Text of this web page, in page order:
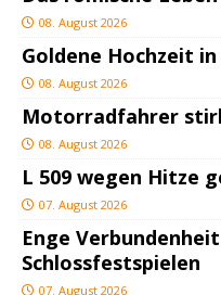
08. August 2026
Goldene Hochzeit
08. August 2026
Motorradfahrer
08. August 2026
L 509 wegen Hitze
07. August 2026
Enge
Schlossfestspielen
07. August 2026